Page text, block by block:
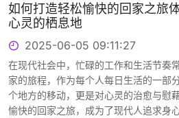
如何打造轻松愉快的回家之旅
心灵的栖息地
2025-06-05 09:11:27
在现代社会中，忙碌的工作和生活节奏
家的旅程，作为每个人每日生活的一部
个地方的移动，更是对心灵的治愈与慰
愉快的回家之旅，成为了现代人追求身